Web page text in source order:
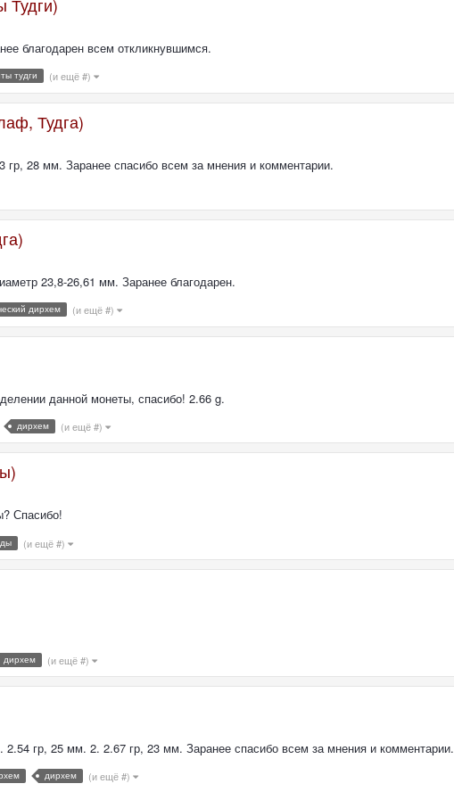
благодарен всем откликнувшимся.
тудги (и ещё #)
Тудга)
28 мм. Заранее спасибо всем за мнения и комментарии.
23,8-26,61 мм. Заранее благодарен.
дирхем (и ещё #)
данной монеты, спасибо! 2.66 g.
дирхем (и ещё #)
Спасибо!
(и ещё #)
дирхем (и ещё #)
гр, 25 мм. 2. 2.67 гр, 23 мм. Заранее спасибо всем за мнения и комментарии.
дирхем (и ещё #)